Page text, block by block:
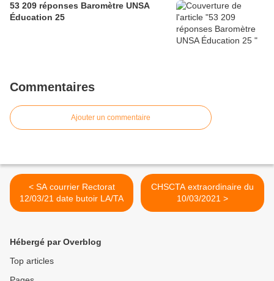
53 209 réponses Baromètre UNSA
Éducation 25
Commentaires
Ajouter un commentaire
< SA courrier Rectorat
12/03/21 date butoir LA/TA
CHSCTA extraordinaire du
10/03/2021 >
Hébergé par Overblog
Top articles